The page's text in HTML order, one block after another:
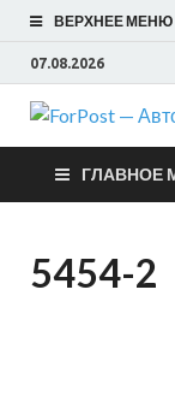
ВЕРХНЕЕ МЕНЮ
07.08.2026
ГЛАВНОЕ
5454-2